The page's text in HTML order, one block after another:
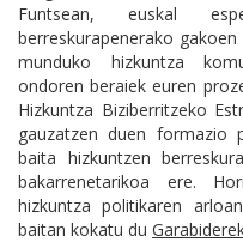
Funtsean, euskal
berreskurapenerako
munduko hizkuntza
ondoren beraiek euren
Hizkuntza Biziberritzeko
gauzatzen duen formazio
baita hizkuntzen
bakarrenetarikoa ere.
hizkuntza politikaren
baitan kokatu du